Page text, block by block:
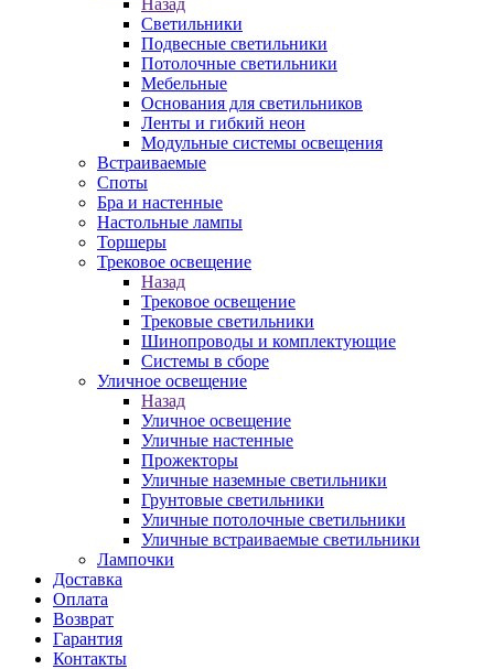
Назад
Светильники
Подвесные светильники
Потолочные светильники
Мебельные
Основания для светильников
Ленты и гибкий неон
Модульные системы освещения
Встраиваемые
Споты
Бра и настенные
Настольные лампы
Торшеры
Трековое освещение
Назад
Трековое освещение
Трековые светильники
Шинопроводы и комплектующие
Системы в сборе
Уличное освещение
Назад
Уличное освещение
Уличные настенные
Прожекторы
Уличные наземные светильники
Грунтовые светильники
Уличные потолочные светильники
Уличные встраиваемые светильники
Лампочки
Доставка
Оплата
Возврат
Гарантия
Контакты